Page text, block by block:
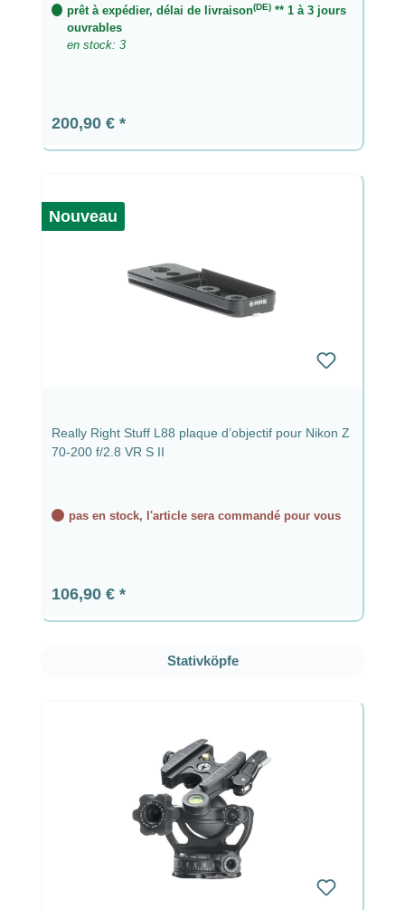
prêt à expédier, délai de livraison(DE)** 1 à 3 jours
ouvrables
en stock: 3
Prix régulier :
200,90 €
Nouveau
Really Right Stuff L88 plaque d’objectif pour Nikon Z
70-200 f/2.8 VR S II
pas en stock, l'article sera commandé pour vous
Prix régulier :
106,90 €
Ignorer la galerie de produits
Stativköpfe